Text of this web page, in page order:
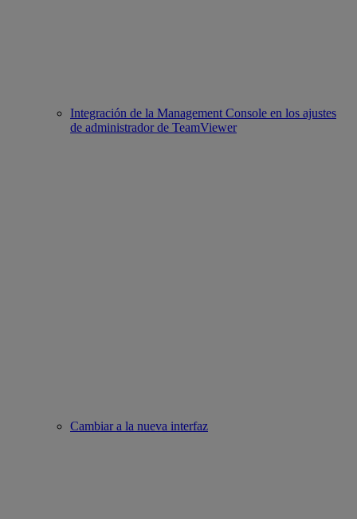
Integración de la Management Console en los ajustes
de administrador de TeamViewer
Cambiar a la nueva interfaz